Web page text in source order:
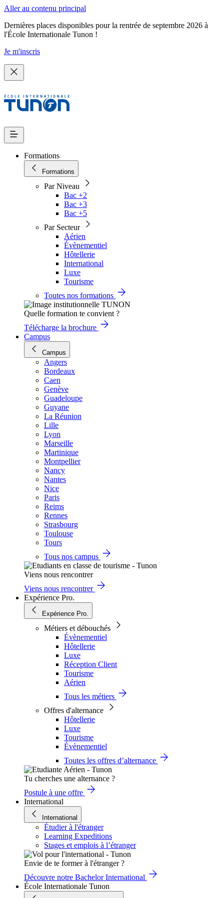
Aller au contenu principal
Dernières places disponibles pour la rentrée de septembre 2026 à
l'École Internationale Tunon !
Je m'inscris
Formations
Formations
Par Niveau
Bac +2
Bac +3
Bac +5
Par Secteur
Aérien
Évènementiel
Hôtellerie
International
Luxe
Tourisme
Toutes nos formations
Quelle formation te convient ?
Télécharge la brochure
Campus
Campus
Angers
Bordeaux
Caen
Genève
Guadeloupe
Guyane
La Réunion
Lille
Lyon
Marseille
Martinique
Montpellier
Nancy
Nantes
Nice
Paris
Reims
Rennes
Strasbourg
Toulouse
Tours
Tous nos campus
Viens nous rencontrer
Viens nous rencontrer
Expérience Pro.
Expérience Pro.
Métiers et débouchés
Évènementiel
Hôtellerie
Luxe
Réception Client
Tourisme
Aérien
Tous les métiers
Offres d'alternance
Hôtellerie
Luxe
Tourisme
Évènementiel
Toutes les offres d’alternance
Tu cherches une alternance ?
Postule à une offre
International
International
Étudier à l'étranger
Learning Expeditions
Stages et emplois à l’étranger
Envie de te former à l'étranger ?
Découvre notre Bachelor International
École Internationale Tunon